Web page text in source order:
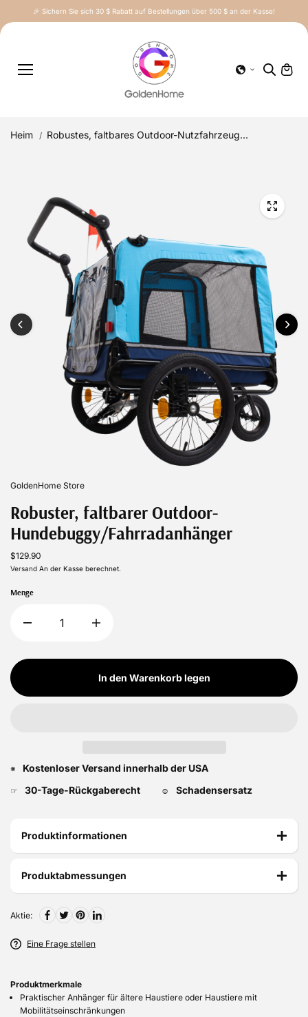
Inhalt
🎉 Sichern Sie sich 30 $ Rabatt auf Bestellungen über 500 $ an der Kasse!
Heim Robustes, faltbares Outdoor-Nutzfahrzeug...
GoldenHome Store
Robuster, faltbarer Outdoor-
Hundebuggy/Fahrradanhänger
$129.90
Versand An der Kasse berechnet.
Menge
In den Warenkorb legen
※ Kostenloser Versand innerhalb der USA
☞ 30-Tage-Rückgaberecht ☺ Schadensersatz
Produktinformationen
Produktabmessungen
Aktie:
Eine Frage stellen
Produktmerkmale
Praktischer Anhänger für ältere Haustiere oder Haustiere mit
Mobilitätseinschränkungen